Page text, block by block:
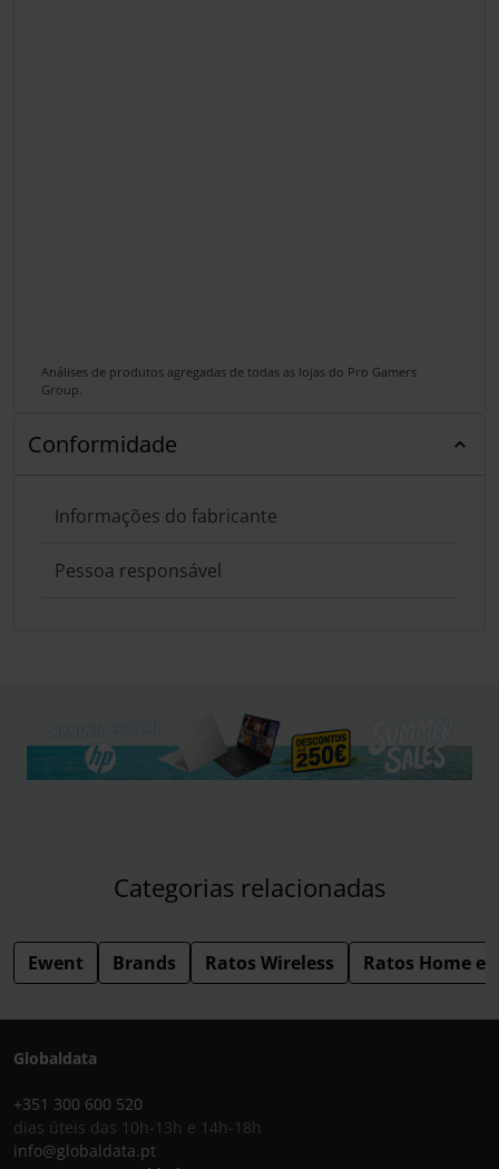
Análises de produtos agregadas de todas as lojas do Pro Gamers
Group.
Conformidade
Informações do fabricante
Pessoa responsável
Categorias relacionadas
Ewent Brands Ratos Wireless Ratos Home e
Globaldata
+351 300 600 520
dias úteis das 10h-13h e 14h-18h
info@globaldata.pt